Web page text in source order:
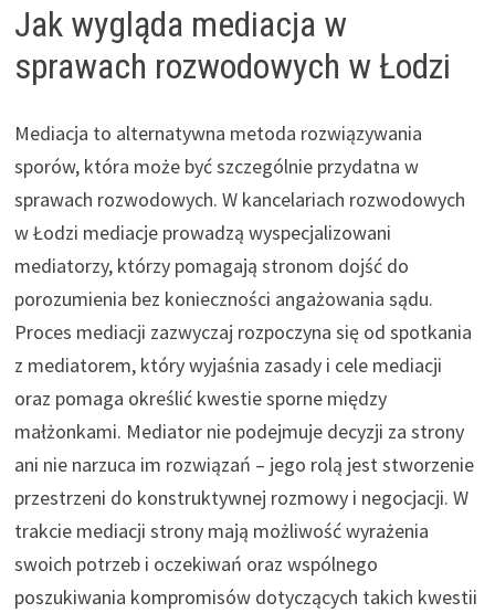
Jak wygląda mediacja w
sprawach rozwodowych w Łodzi
Mediacja to alternatywna metoda rozwiązywania
sporów, która może być szczególnie przydatna w
sprawach rozwodowych. W kancelariach rozwodowych
w Łodzi mediacje prowadzą wyspecjalizowani
mediatorzy, którzy pomagają stronom dojść do
porozumienia bez konieczności angażowania sądu.
Proces mediacji zazwyczaj rozpoczyna się od spotkania
z mediatorem, który wyjaśnia zasady i cele mediacji
oraz pomaga określić kwestie sporne między
małżonkami. Mediator nie podejmuje decyzji za strony
ani nie narzuca im rozwiązań – jego rolą jest stworzenie
przestrzeni do konstruktywnej rozmowy i negocjacji. W
trakcie mediacji strony mają możliwość wyrażenia
swoich potrzeb i oczekiwań oraz wspólnego
poszukiwania kompromisów dotyczących takich kwestii